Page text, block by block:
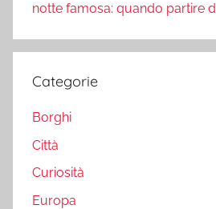
notte famosa: quando partire
Categorie
Borghi
Città
Curiosità
Europa